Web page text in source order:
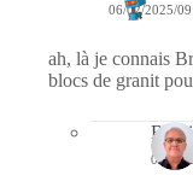
06/02/2025/
ah, là je connais
blocs de granit
09/02/